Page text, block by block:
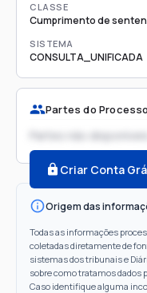
CLASSE
Cumprimento de
SISTEMA
CONSULTA_UNIFICADA
Partes do Processo
Partes não disponíveis
Criar Conta
Origem das
Todas as informações
coletadas diretamente de
sistemas dos tribunais e
sobre como tratamos dados
Caso identifique alguma